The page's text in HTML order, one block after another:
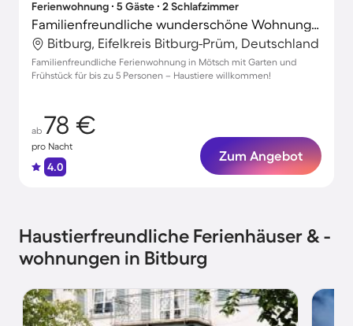
Ferienwohnung ∙ 5 Gäste ∙ 2 Schlafzimmer
Familienfreundliche wunderschöne Wohnung mit Terrasse und Garten | Haustierfreundlich
Bitburg, Eifelkreis Bitburg-Prüm, Deutschland
Familienfreundliche Ferienwohnung in Mötsch mit Garten und
Frühstück für bis zu 5 Personen – Haustiere willkommen!
ab 78 €
pro Nacht
4.0
Zum Angebot
Haustierfreundliche Ferienhäuser & -
wohnungen in Bitburg